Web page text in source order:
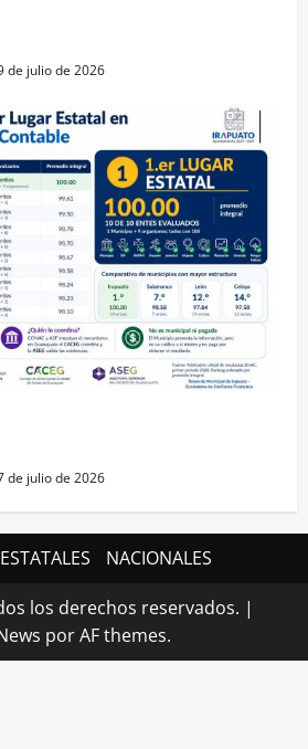
de julio de 2026
de julio de 2026
ESTATALES NACIONALES
los derechos reservados. |
por AF themes.